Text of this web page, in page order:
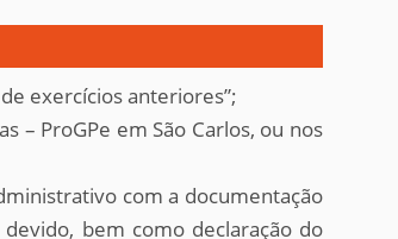
exercícios anteriores”;
– ProGPe em São Carlos, ou nos
com a documentação
bem como declaração do